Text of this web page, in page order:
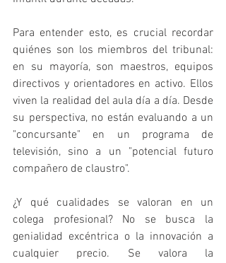
Para entender esto, es crucial recordar
quiénes son los miembros del tribunal:
en su mayoría, son maestros, equipos
directivos y orientadores en activo. Ellos
viven la realidad del aula día a día. Desde
su perspectiva, no están evaluando a un
"concursante" en un programa de
televisión, sino a un "potencial futuro
compañero de claustro".
¿Y qué cualidades se valoran en un
colega profesional? No se busca la
genialidad excéntrica o la innovación a
cualquier precio. Se valora la